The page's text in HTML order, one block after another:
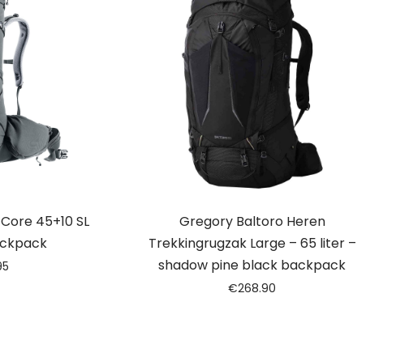
45+10 SL
Gregory Baltoro Heren
Trekkingrugzak Large – 65 liter –
shadow pine black backpack
€268.90